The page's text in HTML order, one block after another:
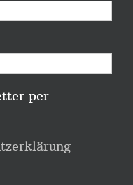
per